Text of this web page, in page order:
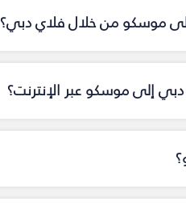
موسكو من خلال فلاي دبي؟
إلى موسكو عبر الإنترنت؟